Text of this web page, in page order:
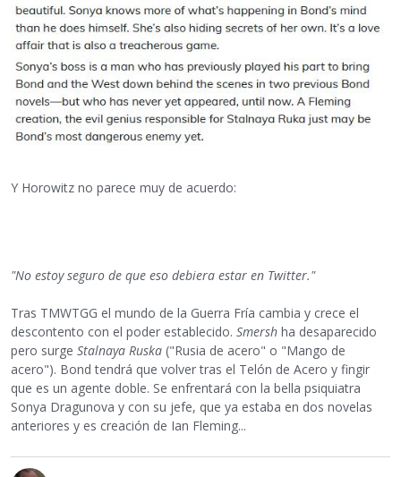
Y Horowitz no parece muy de acuerdo:
"No estoy seguro de que eso debiera estar en Twitter."
Tras TMWTGG el mundo de la Guerra Fría cambia y crece el
descontento con el poder establecido. Smersh ha desaparecido
pero surge Stalnaya Ruska ("Rusia de acero" o "Mango de
acero"). Bond tendrá que volver tras el Telón de Acero y fingir
que es un agente doble. Se enfrentará con la bella psiquiatra
Sonya Dragunova y con su jefe, que ya estaba en dos novelas
anteriores y es creación de Ian Fleming...